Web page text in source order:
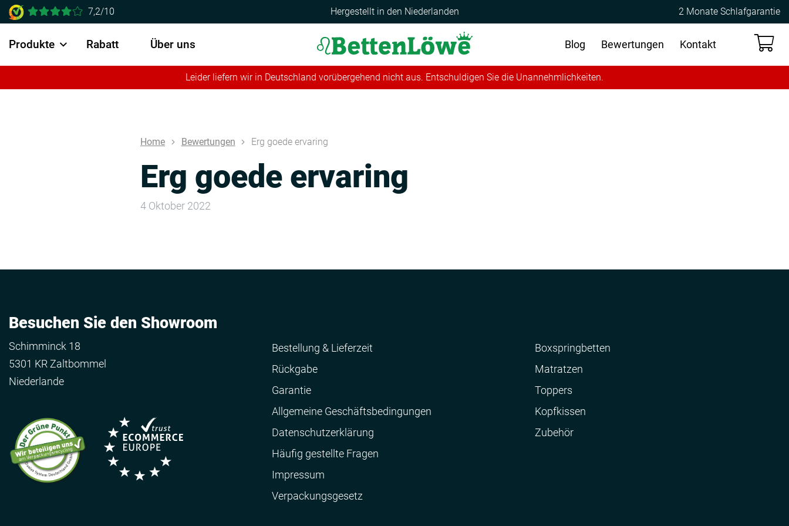
7,2/10 Hergestellt in den Niederlanden 2 Monate Schlafgarantie
Produkte Rabatt Über uns Kontakt
Bewertungen
Blog
Leider liefern wir in Deutschland vorübergehend nicht aus. Entschuldigen Sie die Unannehmlichkeiten.
Home Bewertungen Erg goede ervaring
Erg goede ervaring
4 Oktober 2022
Besuchen Sie den Showroom
Schimminck 18
5301 KR Zaltbommel
Niederlande
Bestellung & Lieferzeit
Rückgabe
Garantie
Allgemeine Geschäftsbedingungen
Datenschutzerklärung
Häufig gestellte Fragen
Impressum
Verpackungsgesetz
Boxspringbetten
Matratzen
Toppers
Kopfkissen
Zubehör